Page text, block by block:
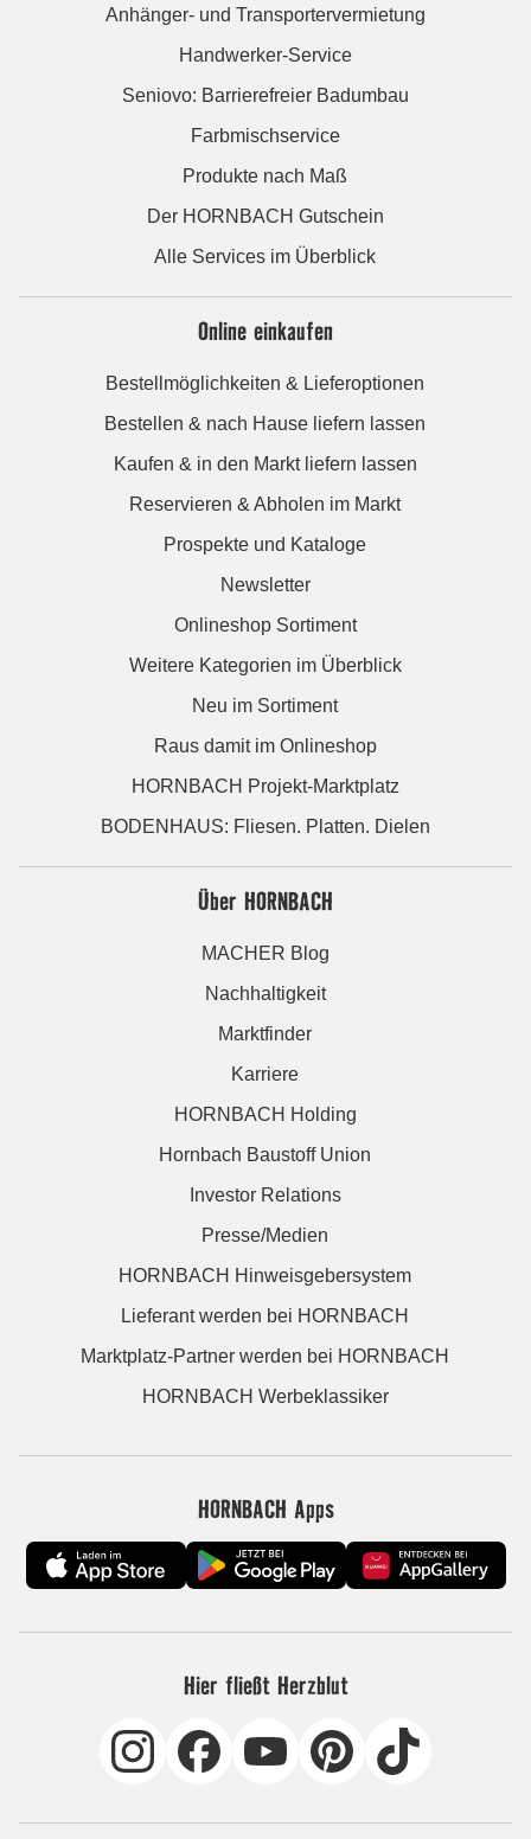
Anhänger- und Transportervermietung
Handwerker-Service
Seniovo: Barrierefreier Badumbau
Farbmischservice
Produkte nach Maß
Der HORNBACH Gutschein
Alle Services im Überblick
Online einkaufen
Bestellmöglichkeiten & Lieferoptionen
Bestellen & nach Hause liefern lassen
Kaufen & in den Markt liefern lassen
Reservieren & Abholen im Markt
Prospekte und Kataloge
Newsletter
Onlineshop Sortiment
Weitere Kategorien im Überblick
Neu im Sortiment
Raus damit im Onlineshop
HORNBACH Projekt-Marktplatz
BODENHAUS: Fliesen. Platten. Dielen
Über HORNBACH
MACHER Blog
Nachhaltigkeit
Marktfinder
Karriere
HORNBACH Holding
Hornbach Baustoff Union
Investor Relations
Presse/Medien
HORNBACH Hinweisgebersystem
Lieferant werden bei HORNBACH
Marktplatz-Partner werden bei HORNBACH
HORNBACH Werbeklassiker
HORNBACH Apps
Hier fließt Herzblut